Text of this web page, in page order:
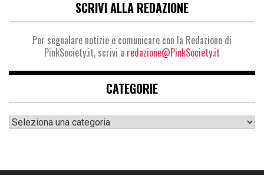
SCRIVI ALLA REDAZIONE
Per segnalare notizie e comunicare con la Redazione di
PinkSociety.it, scrivi a redazione@PinkSociety.it
CATEGORIE
Categorie